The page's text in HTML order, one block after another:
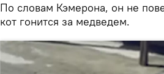
По словам Кэмерона, он не
кот гонится за медведем.